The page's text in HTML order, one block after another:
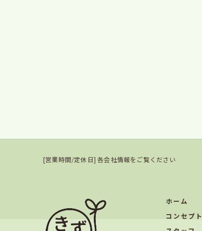
[営業時間/定休日] 各会社情報をご覧ください
ホーム
コンセプト